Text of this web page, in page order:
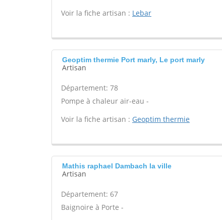
Voir la fiche artisan : Lebar
Geoptim thermie Port marly, Le port marly
Artisan
Département: 78
Pompe à chaleur air-eau -
Voir la fiche artisan : Geoptim thermie
Mathis raphael Dambach la ville
Artisan
Département: 67
Baignoire à Porte -